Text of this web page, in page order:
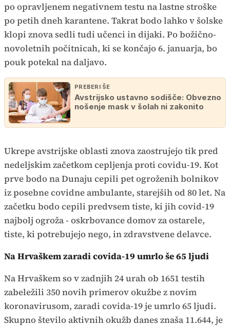
po opravljenem negativnem testu na lastne stroške
po petih dneh karantene. Takrat bodo lahko v šolske
klopi znova sedli tudi učenci in dijaki. Po božično-
novoletnih počitnicah, ki se končajo 6. januarja, bo
pouk potekal na daljavo.
PREBERI ŠE
Avstrijsko ustavno sodišče: Obvezno
nošenje mask v šolah ni zakonito
Ukrepe avstrijske oblasti znova zaostrujejo tik pred
nedeljskim začetkom cepljenja proti covidu-19. Kot
prve bodo na Dunaju cepili pet ogroženih bolnikov
iz posebne covidne ambulante, starejših od 80 let. Na
začetku bodo cepili predvsem tiste, ki jih covid-19
najbolj ogroža - oskrbovance domov za ostarele,
tiste, ki potrebujejo nego, in zdravstvene delavce.
Na Hrvaškem zaradi covida-19 umrlo še 65 ljudi
Na Hrvaškem so v zadnjih 24 urah ob 1651 testih
zabeležili 350 novih primerov okužbe z novim
koronavirusom, zaradi covida-19 je umrlo 65 ljudi.
Skupno število aktivnih okužb danes znaša 11.644, je